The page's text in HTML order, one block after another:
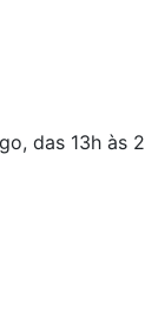
das 13h às